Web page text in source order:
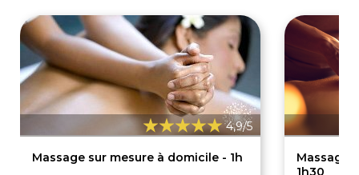
4,9/5
Massage sur mesure à domicile - 1h
Massage
1h30